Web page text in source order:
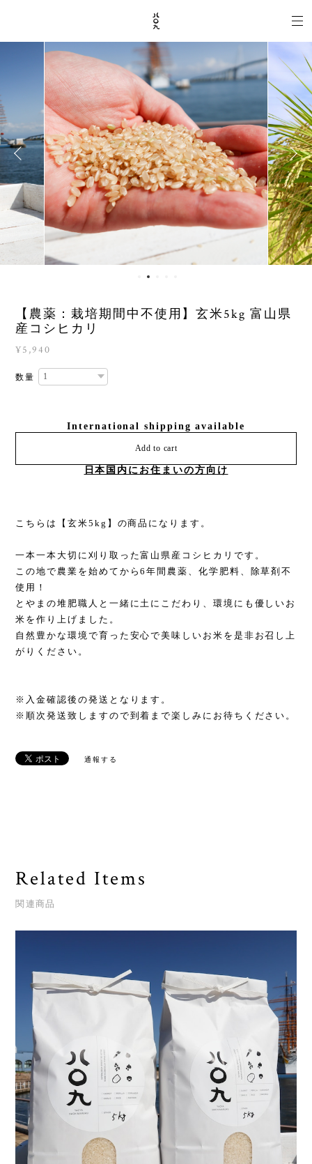
【農薬：栽培期間中不使用】玄米5kg 富山県
産コシヒカリ
¥5,940
数量
International shipping available
Add to cart
日本国内にお住まいの方向け
こちらは【玄米5kg】の商品になります。
一本一本大切に刈り取った富山県産コシヒカリです。
この地で農業を始めてから6年間農薬、化学肥料、除草剤不
使用！
とやまの堆肥職人と一緒に土にこだわり、環境にも優しいお
米を作り上げました。
自然豊かな環境で育った安心で美味しいお米を是非お召し上
がりください。
※入金確認後の発送となります。
※順次発送致しますので到着まで楽しみにお待ちください。
通報する
Related Items
関連商品